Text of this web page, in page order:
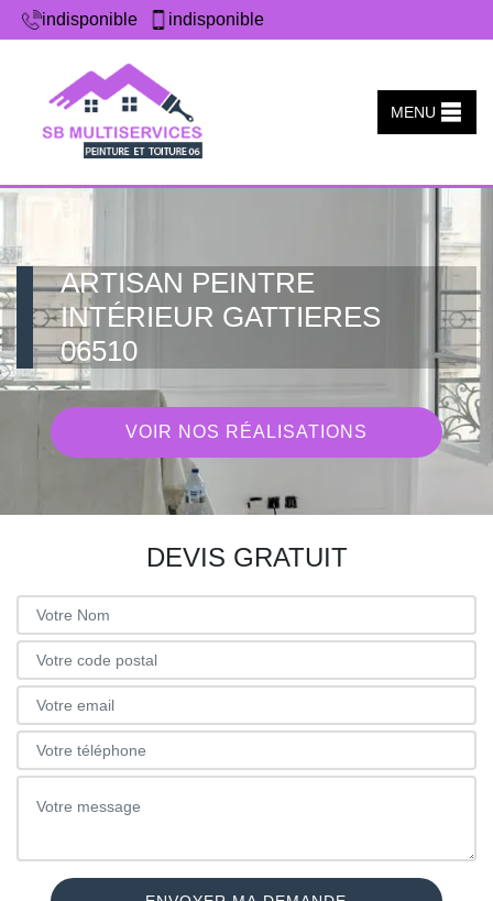
indisponible indisponible
MENU
ARTISAN PEINTRE
INTÉRIEUR GATTIERES
06510
VOIR NOS RÉALISATIONS
DEVIS GRATUIT